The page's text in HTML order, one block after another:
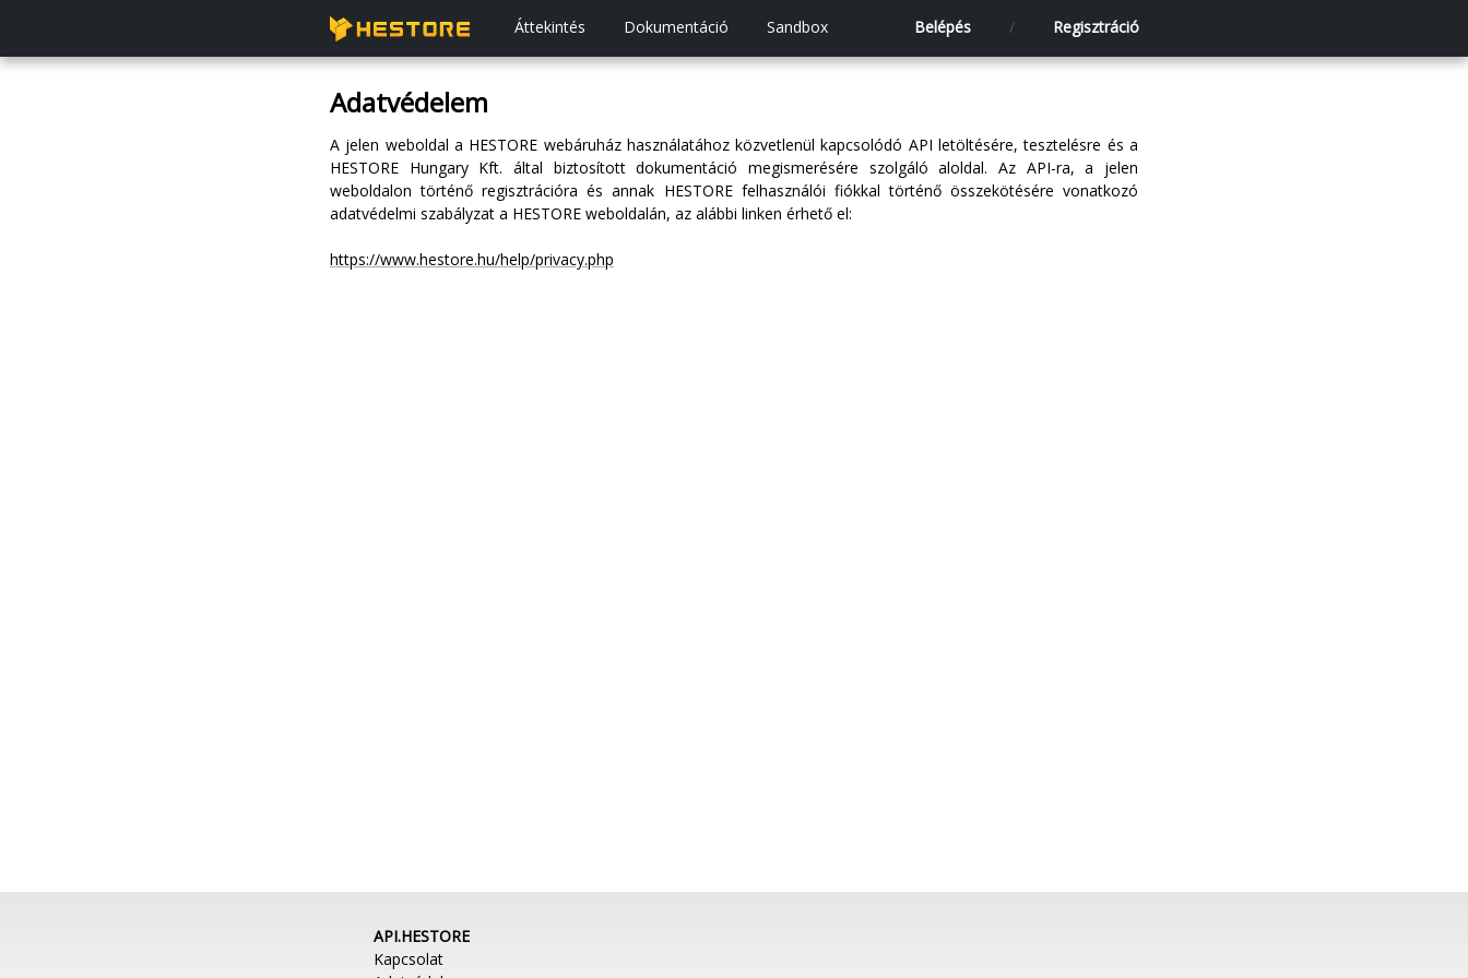
Áttekintés Dokumentáció Sandbox Belépés / Regisztráció
Adatvédelem
A jelen weboldal a HESTORE webáruház használatához közvetlenül kapcsolódó API letöltésére, tesztelésre és a
HESTORE Hungary Kft. által biztosított dokumentáció megismerésére szolgáló aloldal. Az API-ra, a jelen
weboldalon történő regisztrációra és annak HESTORE felhasználói fiókkal történő összekötésére vonatkozó
adatvédelmi szabályzat a HESTORE weboldalán, az alábbi linken érhető el:
https://www.hestore.hu/help/privacy.php
API.HESTORE
Kapcsolat